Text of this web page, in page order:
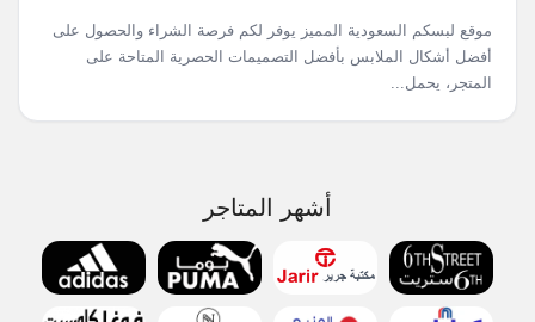
موقع لبسكم السعودية المميز يوفر لكم فرصة الشراء والحصول على
أفضل أشكال الملابس بأفضل التصميمات الحصرية المتاحة على
المتجر، يحمل...
أشهر المتاجر